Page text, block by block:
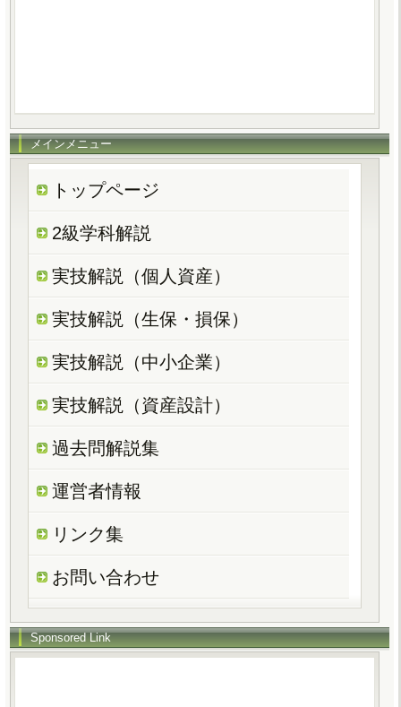
メインメニュー
トップページ
2級学科解説
実技解説（個人資産）
実技解説（生保・損保）
実技解説（中小企業）
実技解説（資産設計）
過去問解説集
運営者情報
リンク集
お問い合わせ
Sponsored Link